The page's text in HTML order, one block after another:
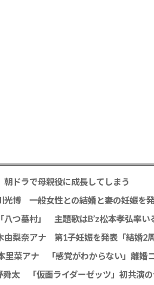
朝ドラで母親役に成長してしまう
光博 一般女性との結婚と妻の妊娠を
由梨奈アナ 第1子妊娠を発表「結婚2